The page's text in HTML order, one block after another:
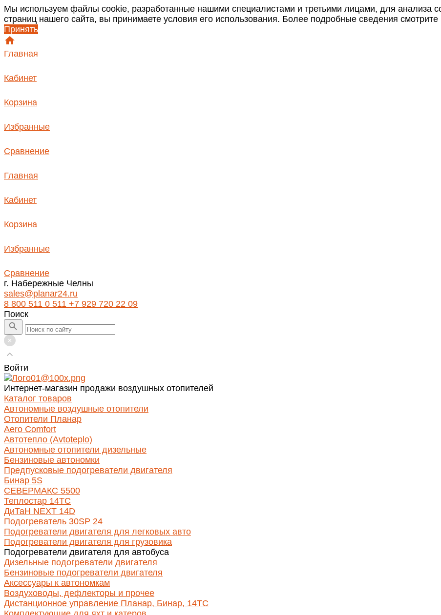
Мы используем файлы cookie, разработанные нашими специалистами и третьими лицами, для анализа
страниц нашего сайта, вы принимаете условия его использования. Более подробные сведения
Принять
Главная
Кабинет
Корзина
Избранные
Сравнение
Главная
Кабинет
Корзина
Избранные
Сравнение
г. Набережные Челны
sales@planar24.ru
8 800 511 0 511 +7 929 720 22 09
Поиск
Войти
Интернет-магазин продажи воздушных отопителей
Каталог товаров
Автономные воздушные отопители
Отопители Планар
Aero Comfort
Автотепло (Avtoteplo)
Автономные отопители дизельные
Бензиновые автономки
Предпусковые подогреватели двигателя
Бинар 5S
СЕВЕРМАКС 5500
Теплостар 14ТС
ДиТаН NEXT 14D
Подогреватель 30SP 24
Подогреватели двигателя для легковых авто
Подогреватели двигателя для грузовика
Подогреватели двигателя для автобуса
Дизельные подогреватели двигателя
Бензиновые подогреватели двигателя
Аксессуары к автономкам
Воздуховоды, дефлекторы и прочее
Дистанционное управление Планар, Бинар, 14ТС